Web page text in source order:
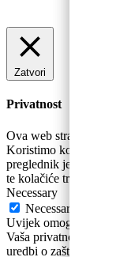
Zatvori
Privatnost
Ova web stranica
Koristimo kolačiće koji
preglednik jer su bitni
te kolačiće trećih
Necessary
Necessary
Uvijek omogućeno
Vaša privatnost i
uredbi o zaštiti